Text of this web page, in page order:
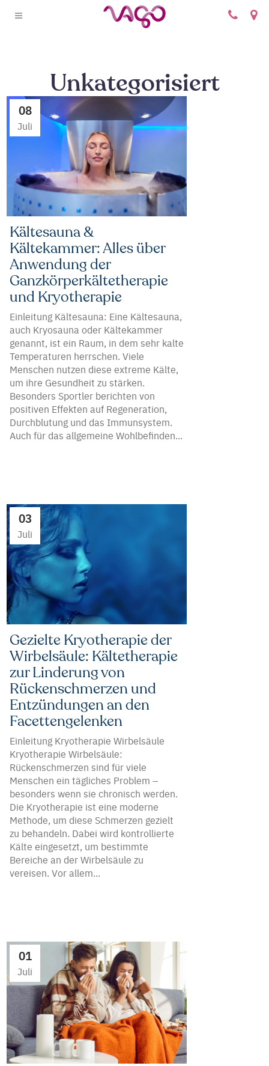
Unkategorisiert
08
Juli
Kältesauna &
Kältekammer: Alles über
Anwendung der
Ganzkörperkältetherapie
und Kryotherapie
Einleitung Kältesauna: Eine Kältesauna,
auch Kryosauna oder Kältekammer
genannt, ist ein Raum, in dem sehr kalte
Temperaturen herrschen. Viele
Menschen nutzen diese extreme Kälte,
um ihre Gesundheit zu stärken.
Besonders Sportler berichten von
positiven Effekten auf Regeneration,
Durchblutung und das Immunsystem.
Auch für das allgemeine Wohlbefinden...
03
Juli
Gezielte Kryotherapie der
Wirbelsäule: Kältetherapie
zur Linderung von
Rückenschmerzen und
Entzündungen an den
Facettengelenken
Einleitung Kryotherapie Wirbelsäule
Kryotherapie Wirbelsäule:
Rückenschmerzen sind für viele
Menschen ein tägliches Problem –
besonders wenn sie chronisch werden.
Die Kryotherapie ist eine moderne
Methode, um diese Schmerzen gezielt
zu behandeln. Dabei wird kontrollierte
Kälte eingesetzt, um bestimmte
Bereiche an der Wirbelsäule zu
vereisen. Vor allem...
01
Juli